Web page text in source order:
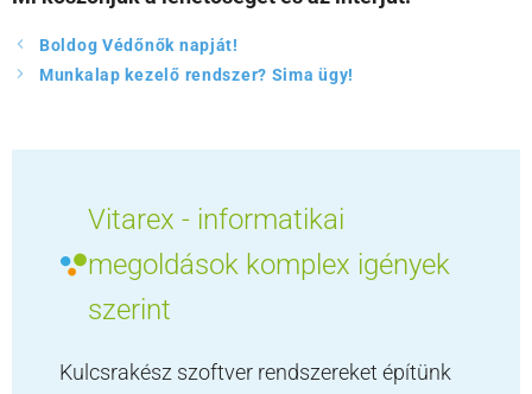
Boldog Védőnők napját!
Munkalap kezelő rendszer? Sima ügy!
Vitarex - informatikai
megoldások komplex igények
szerint
Kulcsrakész szoftver rendszereket építünk